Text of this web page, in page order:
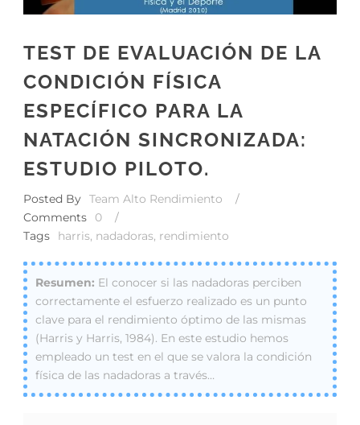
TEST DE EVALUACIÓN DE LA
CONDICIÓN FÍSICA
ESPECÍFICO PARA LA
NATACIÓN SINCRONIZADA:
ESTUDIO PILOTO.
Posted By Team Alto Rendimiento
/
Comments
0
/
Tags
harris, nadadoras, rendimiento
El conocer si las nadadoras perciben
correctamente el esfuerzo realizado es un punto
clave para el rendimiento óptimo de las mismas
(Harris y Harris, 1984). En este estudio hemos
empleado un test en el que se valora la condición
física de las nadadoras a través…